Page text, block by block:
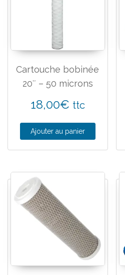
Cartouche bobinée
20″ – 50 microns
18,00€ ttc
Ajouter au panier